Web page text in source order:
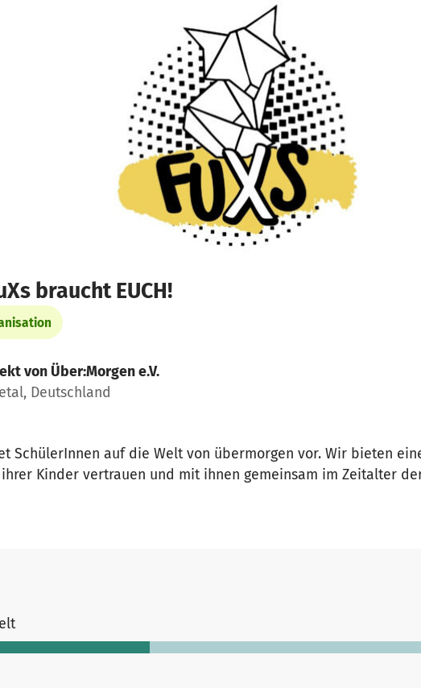
braucht EUCH!
von Über:Morgen e.V.
Deutschland
SchülerInnen auf die Welt von übermorgen vor. Wir bieten
Kinder vertrauen und mit ihnen gemeinsam im Zeitalter